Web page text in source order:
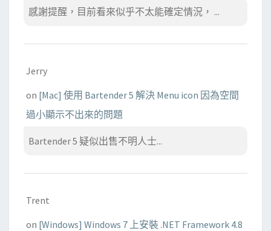
感謝提醒，目前看來似乎不太能確定情況， ...
Jerry
on [Mac] 使用 Bartender 5 解決 Menu icon 因為空間
過小顯示不出來的問題
Bartender 5 疑似出售不明人士...
Trent
on [Windows] Windows 7 上安裝 .NET Framework 4.8